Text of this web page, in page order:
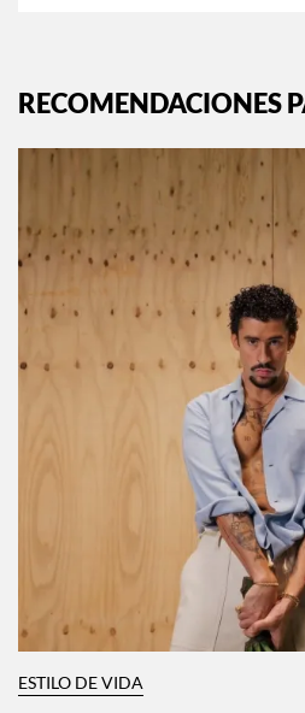
RECOMENDACIONES
ESTILO DE VIDA